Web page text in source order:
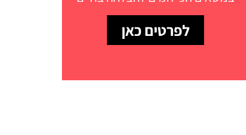
לפרטים כאן